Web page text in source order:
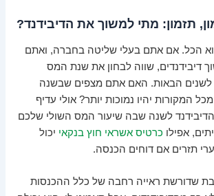
הכל. אם אתם בעלי שליטה בחברה, ואתם
דיבידנדים, שווה לבחון את שנת המס
לשנים הבאות. האם אתם מצפים שבשנה
המקורות יהיו נמוכות יותר? אולי עדיף
לשנה שבה שיעור המס השולי שלכם
אפילו כרטיס אשראי חוץ בנקאי יכול
תזרים אם דוחים הכנסה.
שדורשת ראייה רחבה של כלל ההכנסות